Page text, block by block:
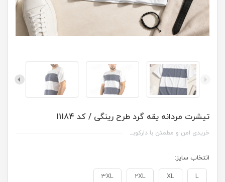
تیشرت مردانه یقه گرد طرح رینگی / کد 11184
خریدی امن و مطمئن با دارکوبــ
انتخاب سایز:
L
XL
2XL
3XL